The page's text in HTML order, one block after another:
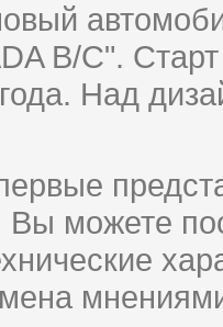
B/C".
Над
Вы можете